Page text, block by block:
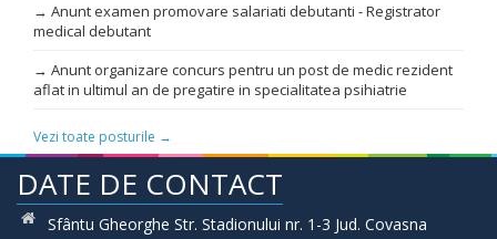
→ Anunt examen promovare salariati debutanti - Registrator
medical debutant
→ Anunt organizare concurs pentru un post de medic rezident
aflat in ultimul an de pregatire in specialitatea psihiatrie
Vezi toate posturile →
DATE DE CONTACT
Sfântu Gheorghe Str. Stadionului nr. 1-3 Jud. Covasna